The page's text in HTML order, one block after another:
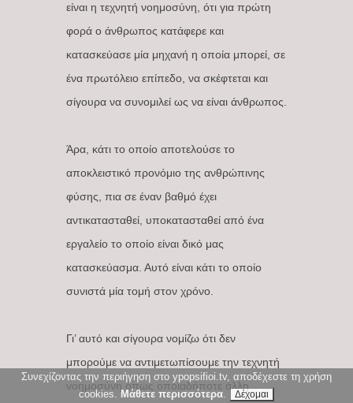
είναι η τεχνητή νοημοσύνη, ότι για πρώτη
φορά ο άνθρωπος κατάφερε και
κατασκεύασε μία μηχανή η οποία μπορεί, σε
ένα πρωτόλειο επίπεδο, να σκέφτεται και
σίγουρα να συνομιλεί ως να είναι άνθρωπος.
Άρα, κάτι το οποίο αποτελούσε το
αποκλειστικό προνόμιο της ανθρώπινης
φύσης, πια σε έναν βαθμό έχει
αντικατασταθεί, υποκατασταθεί από ένα
εργαλείο το οποίο είναι δικό μας
κατασκεύασμα. Αυτό είναι κάτι το οποίο
συνιστά μία τομή στον χρόνο.
Γι’ αυτό και σίγουρα νομίζω ότι δεν
μπορούμε να αντιμετωπίσουμε την τεχνητή
νοημοσύνη όπως οποιαδήποτε άλλη
Συνεχίζοντας την περιήγηση στο ypopsifioi.tv, αποδέχεστε τη χρήση
cookies. Μάθετε περισσότερα.